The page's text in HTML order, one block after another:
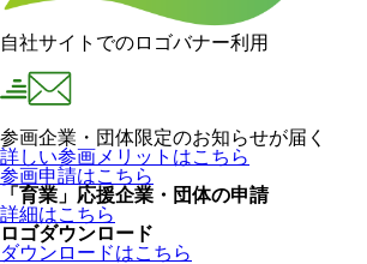
自社サイトでのロゴバナー利用
参画企業・団体限定のお知らせが届く
詳しい参画メリットはこちら
参画申請はこちら
「育業」応援企業・団体の申請
詳細はこちら
ロゴダウンロード
ダウンロードはこちら